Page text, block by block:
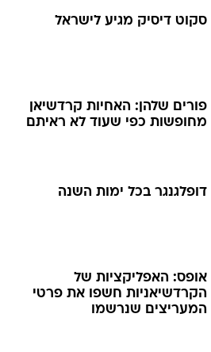
סקוט דיסיק מגיע לישראל
פורים שלהן: האחיות קרדשיאן
מחופשות כפי שעוד לא ראיתם
דופלגנגר בכל ימות השנה
אופס: האפליקציות של
הקרדשיאניות חשפו את פרטי
המעריצים שנרשמו